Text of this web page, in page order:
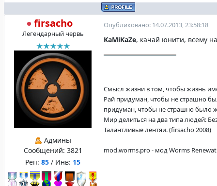
firsacho
Легендарный червь
Админы
Сообщений: 3821
Реп: 85 / Инв: 15
Опубликовано: 14.07.2013, 23:58:18
KaMiKaZe, качай юнити, всему
Смысл жизни в том, чтобы жизнь
Рай придуман, чтобы не страшно
придуман, чтобы не страшно было
Мир делиться на два типа людей:
Талантливые лентяи. (firsacho 2008)
mod.worms.pro - мод Worms